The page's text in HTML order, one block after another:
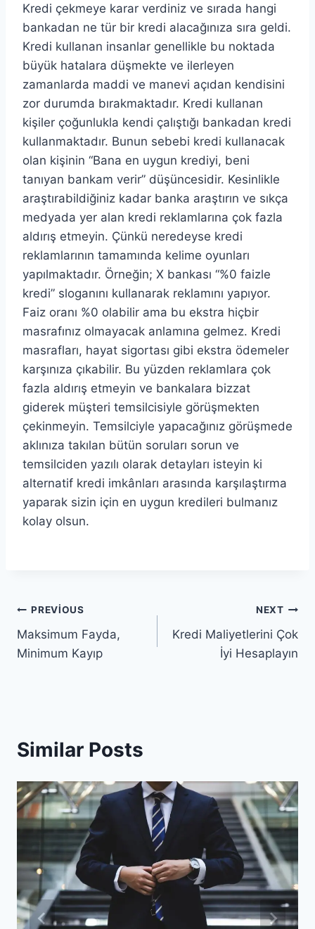
Kredi çekmeye karar verdiniz ve sırada hangi
bankadan ne tür bir kredi alacağınıza sıra geldi.
Kredi kullanan insanlar genellikle bu noktada
büyük hatalara düşmekte ve ilerleyen
zamanlarda maddi ve manevi açıdan kendisini
zor durumda bırakmaktadır. Kredi kullanan
kişiler çoğunlukla kendi çalıştığı bankadan kredi
kullanmaktadır. Bunun sebebi kredi kullanacak
olan kişinin “Bana en uygun krediyi, beni
tanıyan bankam verir” düşüncesidir. Kesinlikle
araştırabildiğiniz kadar banka araştırın ve sıkça
medyada yer alan kredi reklamlarına çok fazla
aldırış etmeyin. Çünkü neredeyse kredi
reklamlarının tamamında kelime oyunları
yapılmaktadır. Örneğin; X bankası “%0 faizle
kredi” sloganını kullanarak reklamını yapıyor.
Faiz oranı %0 olabilir ama bu ekstra hiçbir
masrafınız olmayacak anlamına gelmez. Kredi
masrafları, hayat sigortası gibi ekstra ödemeler
karşınıza çıkabilir. Bu yüzden reklamlara çok
fazla aldırış etmeyin ve bankalara bizzat
giderek müşteri temsilcisiyle görüşmekten
çekinmeyin. Temsilciyle yapacağınız görüşmede
aklınıza takılan bütün soruları sorun ve
temsilciden yazılı olarak detayları isteyin ki
alternatif kredi imkânları arasında karşılaştırma
yaparak sizin için en uygun kredileri bulmanız
kolay olsun.
Yazı
gezinmesi
PREVIOUS
Maksimum Fayda,
Minimum Kayıp
NEXT
Kredi Maliyetlerini Çok
İyi Hesaplayın
Similar Posts